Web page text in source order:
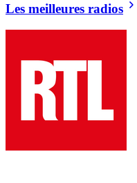
Les meilleures radios